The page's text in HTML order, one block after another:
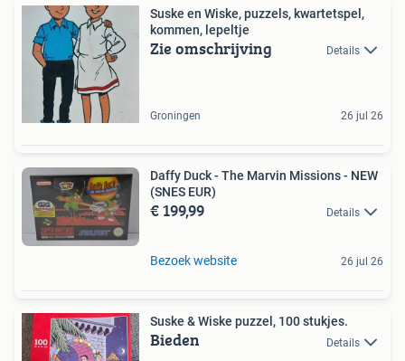
Suske en Wiske, puzzels, kwartetspel,
kommen, lepeltje
Zie omschrijving Details
Groningen 26 jul 26
Daffy Duck - The Marvin Missions - NEW
(SNES EUR)
€ 199,99 Details
Bezoek website 26 jul 26
Suske & Wiske puzzel, 100 stukjes.
Bieden Details